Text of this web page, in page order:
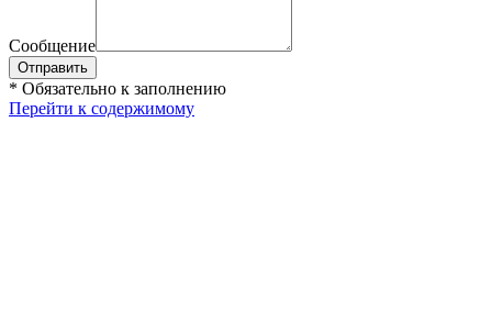
Сообщение
Отправить
* Обязательно к заполнению
Перейти к содержимому